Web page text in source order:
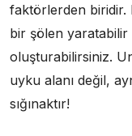
faktörlerden
bir şölen yaratabilir
oluşturabilirsiniz.
uyku alanı değil,
sığınaktır!